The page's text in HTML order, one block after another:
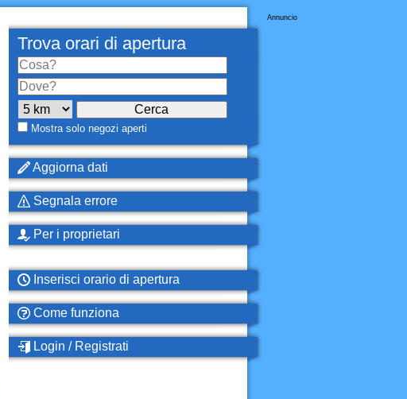
Annuncio
Trova orari di apertura
Mostra solo negozi aperti
Aggiorna dati
Segnala errore
Per i proprietari
Inserisci orario di apertura
Come funziona
Login / Registrati